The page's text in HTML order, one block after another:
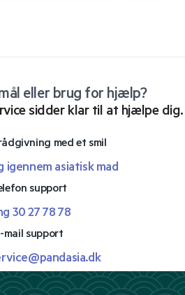
eller brug for hjælp?
sidder klar til at hjælpe dig.
med et smil
igennem asiatisk mad
support
30 27 78 78
mail support